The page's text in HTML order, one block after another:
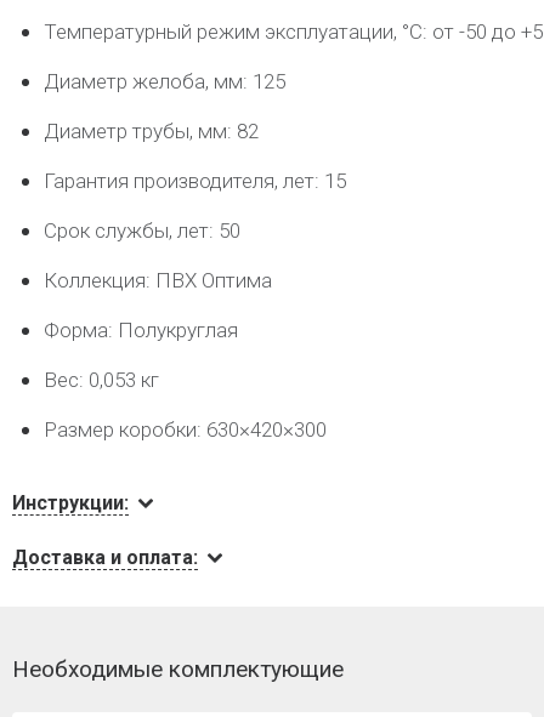
Температурный режим эксплуатации, °C: от -50 до
Диаметр желоба, мм: 125
Диаметр трубы, мм: 82
Гарантия производителя, лет: 15
Срок службы, лет: 50
Коллекция: ПВХ Оптима
Форма: Полукруглая
Вес: 0,053 кг
Размер коробки: 630×420×300
Инструкции:
Доставка и оплата:
Необходимые комплектующие